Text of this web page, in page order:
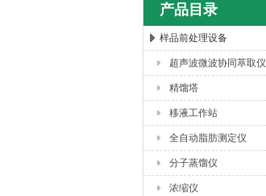
杭州川一实验仪器有限公司
产品目录
样品前处理设备
超声波微波协同萃取仪
精馏塔
移液工作站
全自动脂肪测定仪
分子蒸馏仪
浓缩仪